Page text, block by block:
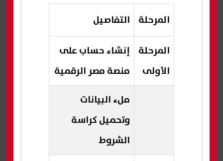
المرحلة
التفاصيل
المرحلة
الأولى
إنشاء حساب على
منصة مصر الرقمية
ملء البيانات
وتحميل كراسة
الشروط